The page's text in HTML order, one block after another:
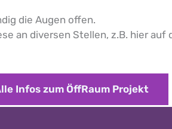
die Augen offen.
an diversen Stellen, z.B. hier auf
Infos zum ÖffRaum Projekt